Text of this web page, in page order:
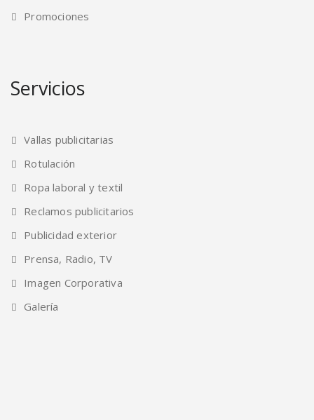
Promociones
Servicios
Vallas publicitarias
Rotulación
Ropa laboral y textil
Reclamos publicitarios
Publicidad exterior
Prensa, Radio, TV
Imagen Corporativa
Galería